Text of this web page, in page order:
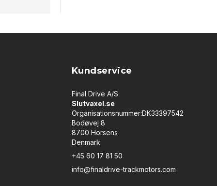
Kundservice
Final Drive A/S
Slutvaxel.se
Organisationsnummer:DK33397542
Bodøvej 8
8700 Horsens
Denmark
+45 60 17 81 50
info@finaldrive-trackmotors.com